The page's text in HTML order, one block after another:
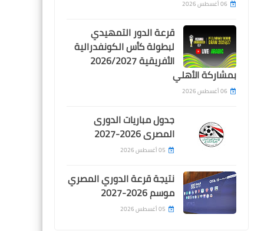
مباريات في الدوري
Egypt
ضربة قوية لبيراميدز .. الشيبي
يغيب عن مباراة الاهلي
Egypt
الهزيمة الاولى .. بيراميدز
06 أغسطس 2026
قرعة الدور التمهيدي
لبطولة كأس الكونفدرالية
الأفريقية 2026/2027
بمشاركة الأهلي
06 أغسطس 2026
جدول مباريات الدورى
المصرى 2026-2027
05 أغسطس 2026
نتيجة قرعة الدوري المصري
موسم 2026-2027
05 أغسطس 2026